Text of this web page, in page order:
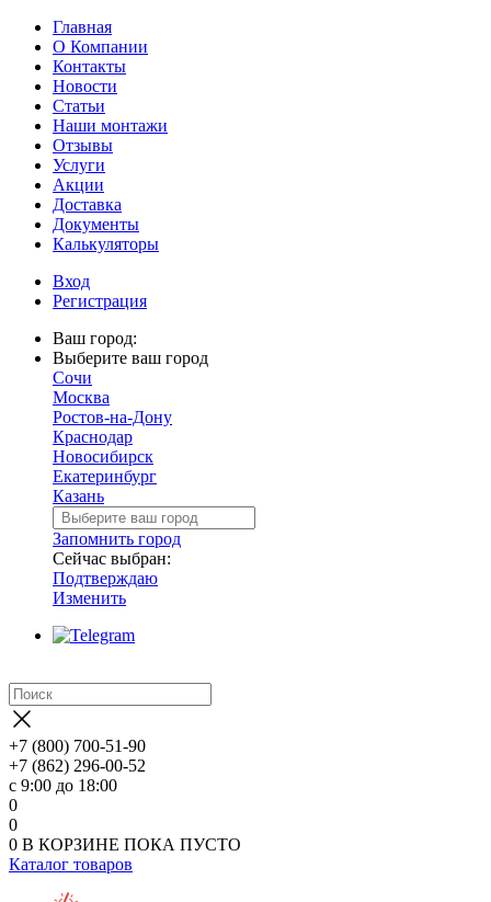
Главная
О Компании
Контакты
Новости
Статьи
Наши монтажи
Отзывы
Услуги
Акции
Доставка
Документы
Калькуляторы
Вход
Регистрация
Ваш город:
Выберите ваш город
Сочи
Москва
Ростов-на-Дону
Краснодар
Новосибирск
Екатеринбург
Казань
Запомнить город
Сейчас выбран:
Подтверждаю
Изменить
+7 (800) 700-51-90
+7 (862) 296-00-52
с 9:00 до 18:00
0
0
0 В КОРЗИНЕ ПОКА ПУСТО
Каталог товаров